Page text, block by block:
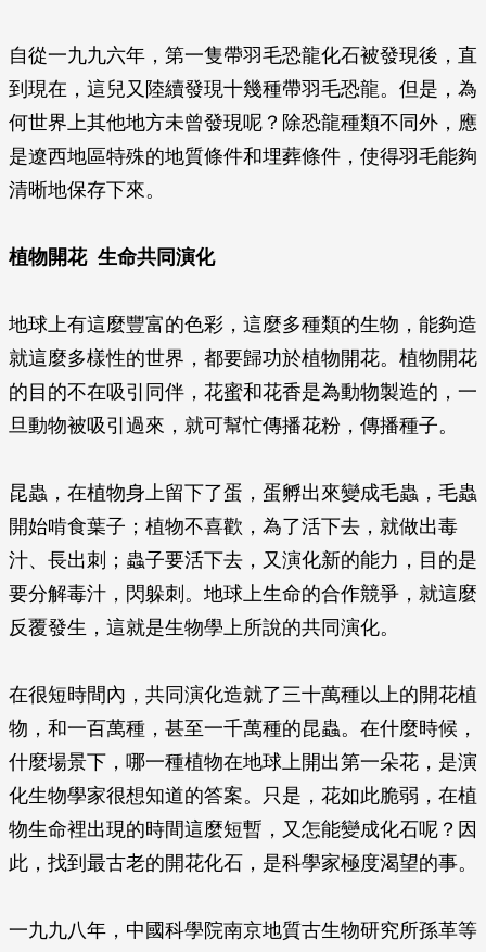
自從一九九六年，第一隻帶羽毛恐龍化石被發現後，直
到現在，這兒又陸續發現十幾種帶羽毛恐龍。但是，為
何世界上其他地方未曾發現呢？除恐龍種類不同外，應
是遼西地區特殊的地質條件和埋葬條件，使得羽毛能夠
清晰地保存下來。
植物開花 生命共同演化
地球上有這麼豐富的色彩，這麼多種類的生物，能夠造
就這麼多樣性的世界，都要歸功於植物開花。植物開花
的目的不在吸引同伴，花蜜和花香是為動物製造的，一
旦動物被吸引過來，就可幫忙傳播花粉，傳播種子。
昆蟲，在植物身上留下了蛋，蛋孵出來變成毛蟲，毛蟲
開始啃食葉子；植物不喜歡，為了活下去，就做出毒
汁、長出刺；蟲子要活下去，又演化新的能力，目的是
要分解毒汁，閃躲刺。地球上生命的合作競爭，就這麼
反覆發生，這就是生物學上所說的共同演化。
在很短時間內，共同演化造就了三十萬種以上的開花植
物，和一百萬種，甚至一千萬種的昆蟲。在什麼時候，
什麼場景下，哪一種植物在地球上開出第一朵花，是演
化生物學家很想知道的答案。只是，花如此脆弱，在植
物生命裡出現的時間這麼短暫，又怎能變成化石呢？因
此，找到最古老的開花化石，是科學家極度渴望的事。
一九九八年，中國科學院南京地質古生物研究所孫革等